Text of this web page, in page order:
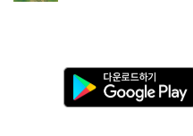
다
운
로